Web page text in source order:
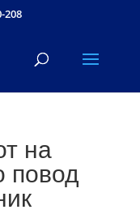
208
на
повод